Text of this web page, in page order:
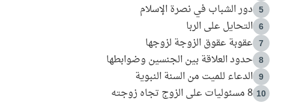
5 دور الشباب في نصرة الإسلام
6 التحايل على الربا
7 عقوبة عقوق الزوجة لزوجها
8 حدود العلاقة بين الجنسين وضوابطها
9 الدعاء للميت من السنة النبوية
10 8 مسئوليات على الزوج تجاه زوجته